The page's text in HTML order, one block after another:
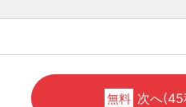
無料 次へ